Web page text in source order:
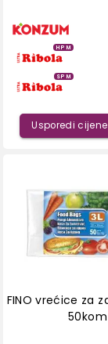
HPM
SPM
Usporedi cijene
FINO vrećice za
50kom